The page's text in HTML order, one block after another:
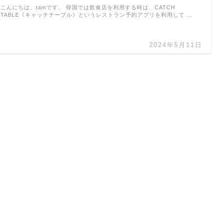
2024年5月11日
こんにちは、tamです。 韓国では飲食店を利用する時は、CATCH
TABLE《キャッチテーブル》というレストラン予約アプリを利用して …